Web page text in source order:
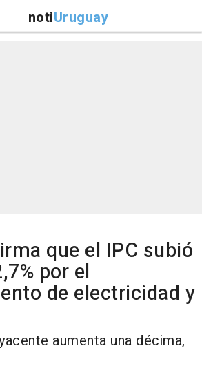
notiUruguay
que el IPC subió
por el
de electricidad y
aumenta una décima,